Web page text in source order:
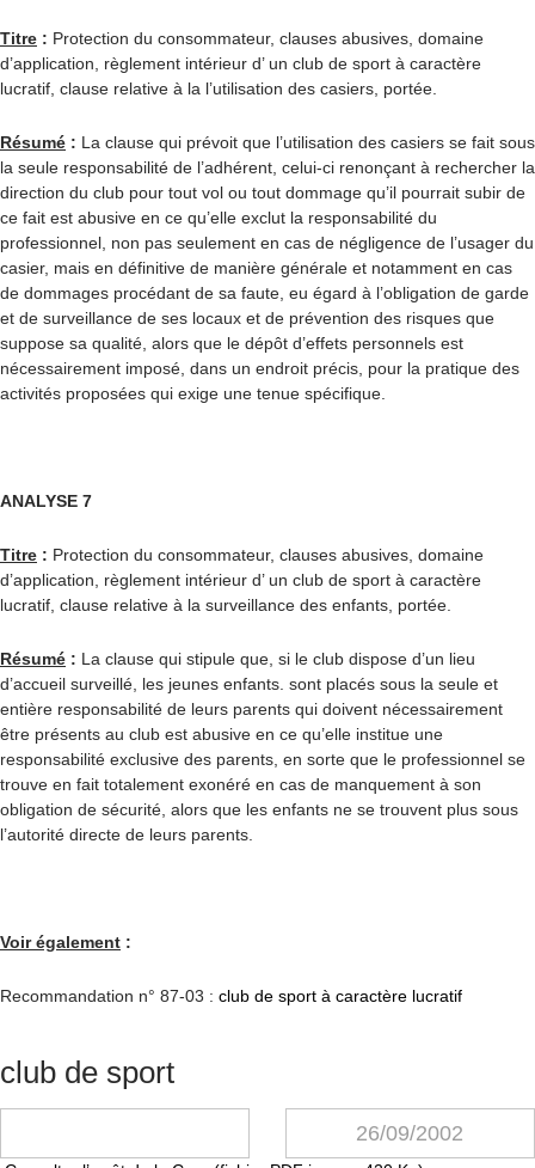
Titre : Protection du consommateur, clauses abusives, domaine
d’application, règlement intérieur d’ un club de sport à caractère
lucratif, clause relative à la l’utilisation des casiers, portée.
Résumé : La clause qui prévoit que l’utilisation des casiers se fait sous
la seule responsabilité de l’adhérent, celui-ci renonçant à rechercher la
direction du club pour tout vol ou tout dommage qu’il pourrait subir de
ce fait est abusive en ce qu’elle exclut la responsabilité du
professionnel, non pas seulement en cas de négligence de l’usager du
casier, mais en définitive de manière générale et notamment en cas
de dommages procédant de sa faute, eu égard à l’obligation de garde
et de surveillance de ses locaux et de prévention des risques que
suppose sa qualité, alors que le dépôt d’effets personnels est
nécessairement imposé, dans un endroit précis, pour la pratique des
activités proposées qui exige une tenue spécifique.
ANALYSE 7
Titre : Protection du consommateur, clauses abusives, domaine
d’application, règlement intérieur d’ un club de sport à caractère
lucratif, clause relative à la surveillance des enfants, portée.
Résumé : La clause qui stipule que, si le club dispose d’un lieu
d’accueil surveillé, les jeunes enfants. sont placés sous la seule et
entière responsabilité de leurs parents qui doivent nécessairement
être présents au club est abusive en ce qu’elle institue une
responsabilité exclusive des parents, en sorte que le professionnel se
trouve en fait totalement exonéré en cas de manquement à son
obligation de sécurité, alors que les enfants ne se trouvent plus sous
l’autorité directe de leurs parents.
Voir également :
Recommandation n° 87-03 : club de sport à caractère lucratif
club de sport
26/09/2002